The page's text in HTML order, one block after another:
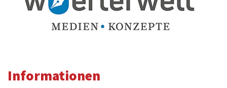
Informationen